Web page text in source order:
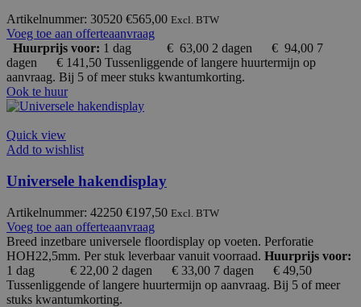
Artikelnummer: 30520 €565,00 Excl. BTW
Voeg toe aan offerteaanvraag
Huurprijs voor: 1 dag € 63,00 2 dagen € 94,00 7
dagen € 141,50 Tussenliggende of langere huurtermijn op
aanvraag. Bij 5 of meer stuks kwantumkorting.
Ook te huur
Quick view
Add to wishlist
Universele hakendisplay
Artikelnummer: 42250 €197,50 Excl. BTW
Voeg toe aan offerteaanvraag
Breed inzetbare universele floordisplay op voeten. Perforatie
HOH22,5mm. Per stuk leverbaar vanuit voorraad. Huurprijs voor:
1 dag € 22,00 2 dagen € 33,00 7 dagen € 49,50
Tussenliggende of langere huurtermijn op aanvraag. Bij 5 of meer
stuks kwantumkorting.